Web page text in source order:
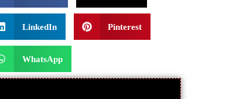
LinkedIn Pinterest
WhatsApp